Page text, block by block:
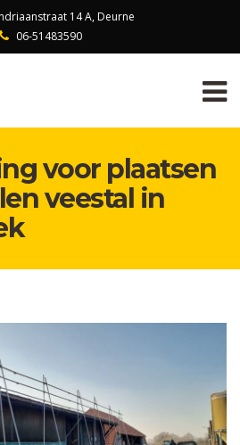
14 A, Deurne
06-51483590
voor plaatsen
veestal in